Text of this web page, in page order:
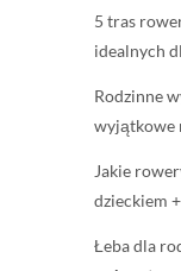
5 tras
idealnych
Rodzinne
wyjątkowe
Jakie
dzieckiem
Łeba dla